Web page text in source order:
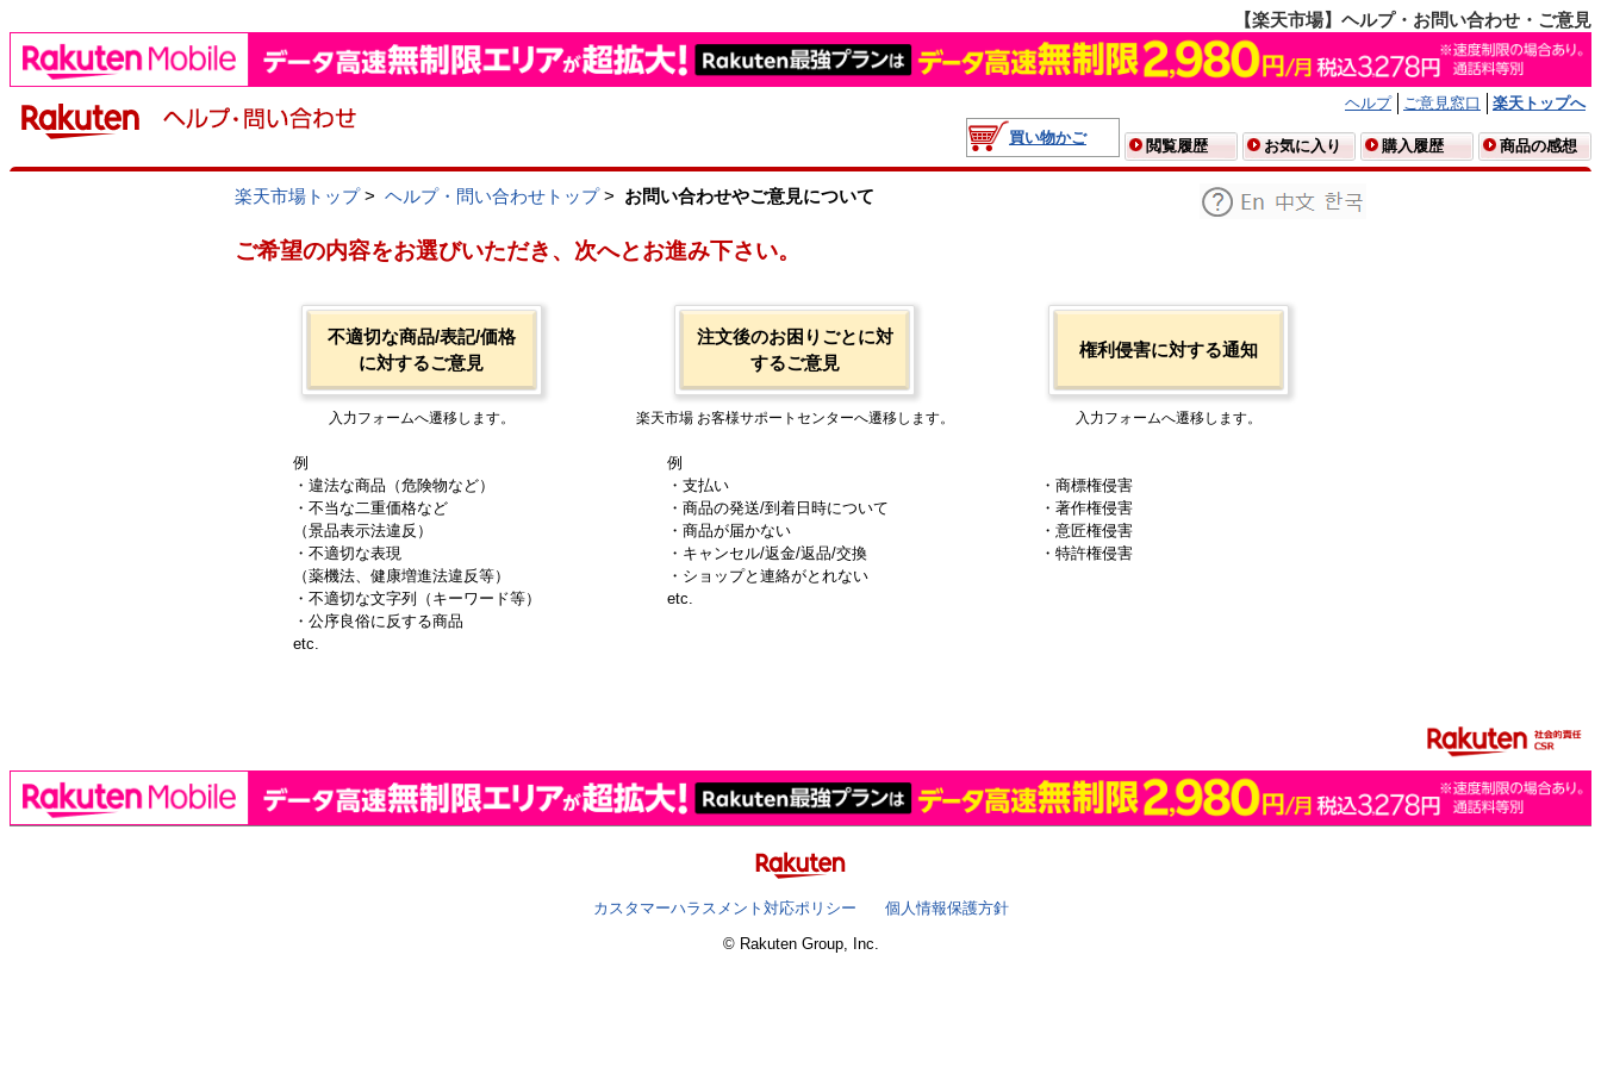
【楽天市場】ヘルプ・お問い合わせ・ご意見
ヘルプ ご意見窓口
楽天トップへ
買い物かご
閲覧履歴 お気に入り 購入履歴 商品の感想
楽天市場トップ> ヘルプ・問い合わせトップ> お問い合わせやご意見について
ご希望の内容をお選びいただき、次へとお進み下さい。
不適切な商品/表記/価格
に対するご意見
入力フォームへ遷移します。
例
・違法な商品（危険物など）
・不当な二重価格など
（景品表示法違反）
・不適切な表現
（薬機法、健康増進法違反等）
・不適切な文字列（キーワード等）
・公序良俗に反する商品
etc.
注文後のお困りごとに対
するご意見
楽天市場 お客様サポートセンターへ遷移します。
例
・支払い
・商品の発送/到着日時について
・商品が届かない
・キャンセル/返金/返品/交換
・ショップと連絡がとれない
etc.
権利侵害に対する通知
入力フォームへ遷移します。
・商標権侵害
・著作権侵害
・意匠権侵害
・特許権侵害
カスタマーハラスメント対応ポリシー
個人情報保護方針
© Rakuten Group, Inc.